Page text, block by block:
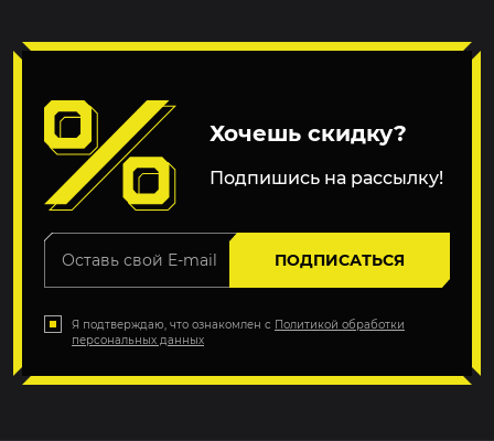
Хочешь скидку?
Подпишись на рассылку!
ПОДПИСАТЬСЯ
Я подтверждаю, что ознакомлен с Политикой обработки
персональных данных